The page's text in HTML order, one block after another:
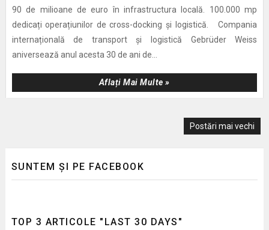
90 de milioane de euro în infrastructura locală. 100.000 mp
dedicați operațiunilor de cross-docking și logistică. Compania
internațională de transport și logistică Gebrüder Weiss
aniversează anul acesta 30 de ani de...
Aflați Mai Multe »
Postări mai vechi
SUNTEM ȘI PE FACEBOOK
TOP 3 ARTICOLE "LAST 30 DAYS"